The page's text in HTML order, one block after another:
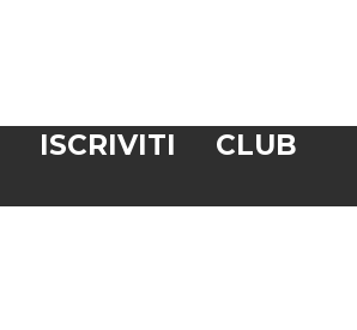
ISCRIVITI
CLUB